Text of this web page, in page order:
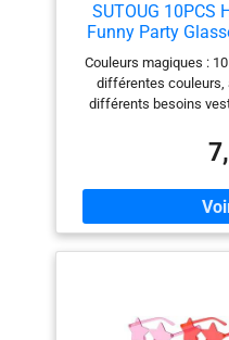
SUTOUG 10PCS
Funny Party
Magic Colours
Party
Christmas
Couleurs magiques :
différentes couleurs,
différents besoins
différents. Convient à
vos différents besoins
style. La taille unique
et des adultes, veuillez
Matériau de haute
élégantes en forme de
haute qualité, avec des
être réutilisées. La